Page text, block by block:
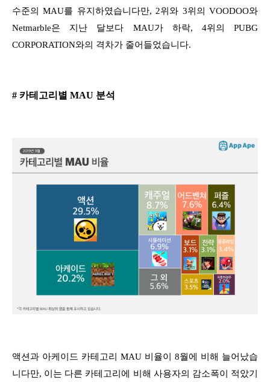
수준의 MAU를 유지하였습니다만, 2위와 3위의 VOODOO와
Netmarble은 지난 달보다 MAU가 하락, 4위의 PUBG
CORPORATION와의 격차가 줄어들었습니다.
# 카테고리별 MAU 분석
액션과 아케이드 카테고리 MAU 비율이 8월에 비해 늘어났습
니다만, 이는 다른 카테고리에 비해 사용자의 감소폭이 적았기